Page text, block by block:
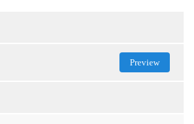
Preview